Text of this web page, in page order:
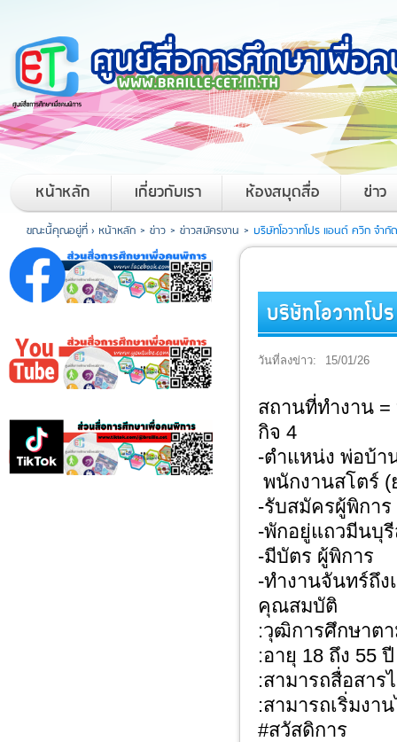
หน้าหลัก เกี่ยวกับเรา ห้องสมุดสื่อ ข่าว
ขณะนี้คุณอยู่ที่ › หน้าหลัก > ข่าว > ข่าวสมัครงาน > บริษัทโอวาทโปร แอนด์ ควิก จ
บริษัทโอวาทโ
วันที่ลงข่าว: 15/01/26
สถานที่ทำงาน​
กิจ 4
-ตำแหน่ง​ พ่อบ้า
พนักงานสโตร์​ (
-รับสมัครผู้พิกา
-พักอยู่แถวมีนบุ
-มีบัตร​ ผู้พิการ
-​ทำงานจันทร์ถึง
คุณสมบัติ
:​วุฒิการศึกษาต
:​อายุ 18 ถึง 55 ปี
:​สามารถสื่อสาร
:​สามารถเริ่มงา
​#สวัสดิการ